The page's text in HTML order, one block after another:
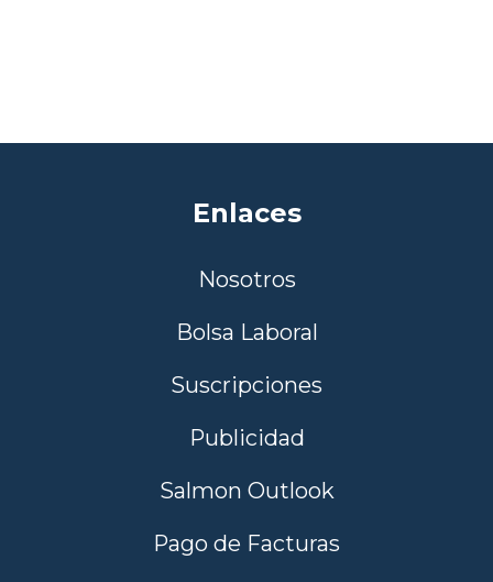
Enlaces
Nosotros
Bolsa Laboral
Suscripciones
Publicidad
Salmon Outlook
Pago de Facturas